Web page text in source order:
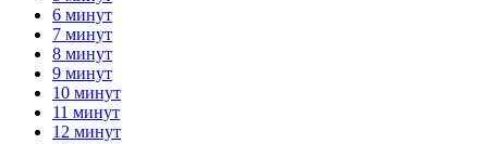
6 минут
7 минут
8 минут
9 минут
10 минут
11 минут
12 минут